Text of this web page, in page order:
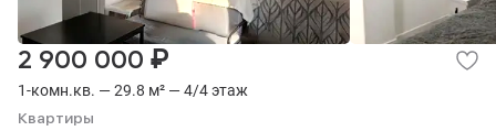
1-комн.кв. — 29.8 м² — 4/4 этаж
Квартиры
2 900 000 ₽